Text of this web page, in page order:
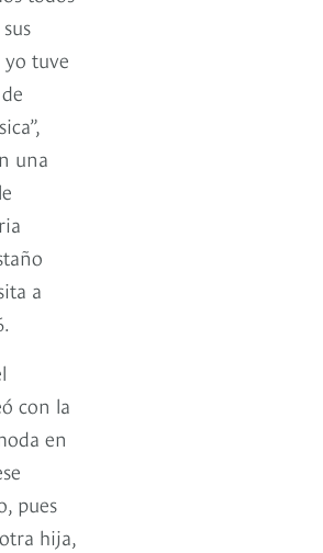
tuve
una
a
con la
en
pues
hija,